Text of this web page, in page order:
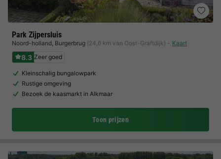
Park Zijpersluis
Noord-holland, Burgerbrug (24,6 km van Oost-Graftdijk) Kaart
8.3 Zeer goed
Kleinschalig bungalowpark
Rustige omgeving
Bezoek de kaasmarkt in Alkmaar
Toon prijzen